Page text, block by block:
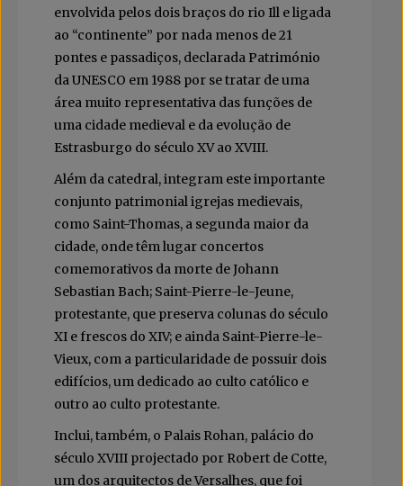
envolvida pelos dois braços do rio Ill e ligada
ao “continente” por nada menos de 21
pontes e passadiços, declarada Património
da UNESCO em 1988 por se tratar de uma
área muito representativa das funções de
uma cidade medieval e da evolução de
Estrasburgo do século XV ao XVIII.
Além da catedral, integram este importante
conjunto patrimonial igrejas medievais,
como Saint-Thomas, a segunda maior da
cidade, onde têm lugar concertos
comemorativos da morte de Johann
Sebastian Bach; Saint-Pierre-le-Jeune,
protestante, que preserva colunas do século
XI e frescos do XIV; e ainda Saint-Pierre-le-
Vieux, com a particularidade de possuir dois
edifícios, um dedicado ao culto católico e
outro ao culto protestante.
Inclui, também, o Palais Rohan, palácio do
século XVIII projectado por Robert de Cotte,
um dos arquitectos de Versalhes, que foi